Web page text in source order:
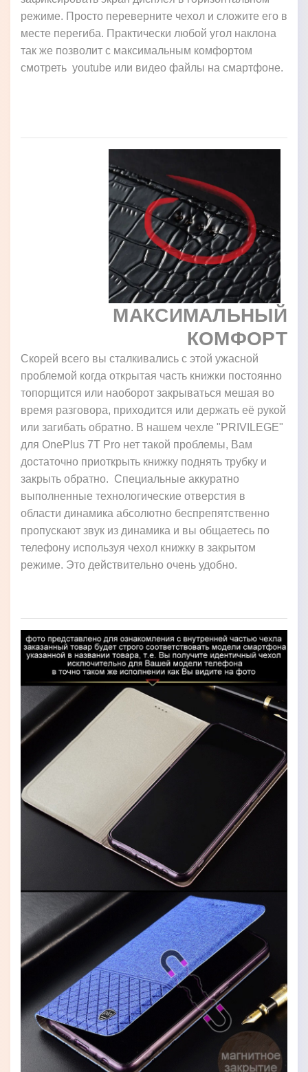
режиме. Просто переверните чехол и сложите его в
месте перегиба. Практически любой угол наклона
так же позволит с максимальным комфортом
смотреть youtube или видео файлы на смартфоне.
МАКСИМАЛЬНЫЙ
КОМФОРТ
Скорей всего вы сталкивались с этой ужасной
проблемой когда открытая часть книжки постоянно
топорщится или наоборот закрываться мешая во
время разговора, приходится или держать её рукой
или загибать обратно. В нашем чехле "PRIVILEGE"
для OnePlus 7T Pro нет такой проблемы, Вам
достаточно приоткрыть книжку поднять трубку и
закрыть обратно. Специальные аккуратно
выполненные технологические отверстия в
области динамика абсолютно беспрепятственно
пропускают звук из динамика и вы общаетесь по
телефону используя чехол книжку в закрытом
режиме. Это действительно очень удобно.